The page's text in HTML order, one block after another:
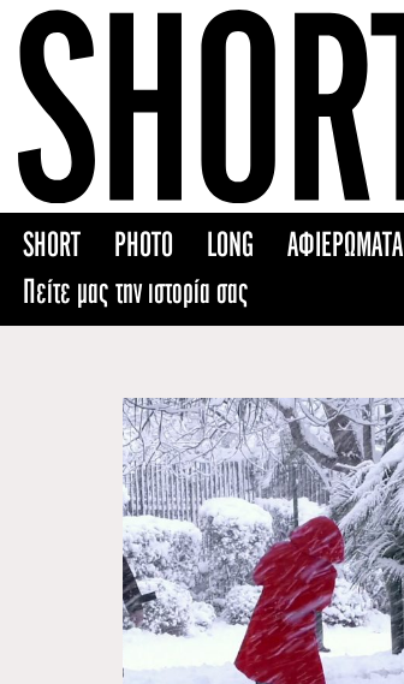
Skip
to
content
SHORT PHOTO LONG
ΑΦΙΕΡΩΜΑΤΑ
Πείτε μας την ιστορία σας